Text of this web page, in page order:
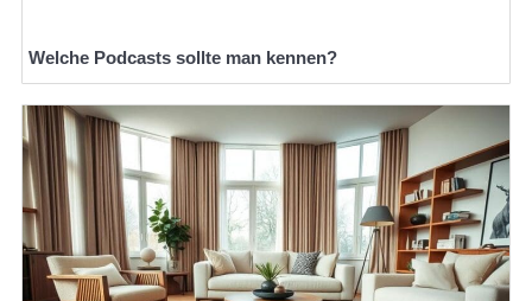
Welche Podcasts sollte man kennen?